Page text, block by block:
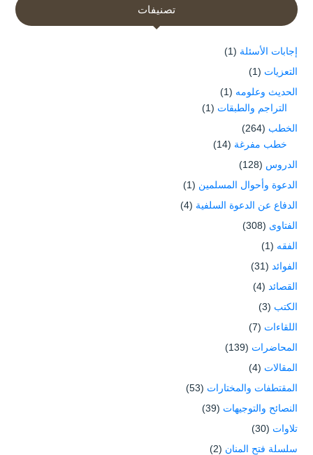
تصنيفات
إجابات الأسئلة (1)
التعزيات (1)
الحديث وعلومه (1)
التراجم والطبقات (1)
الخطب (264)
خطب مفرغة (14)
الدروس (128)
الدعوة وأحوال المسلمين (1)
الدفاع عن الدعوة السلفية (4)
الفتاوى (308)
الفقه (1)
الفوائد (31)
القصائد (4)
الكتب (3)
اللقاءات (7)
المحاضرات (139)
المقالات (4)
المقتطفات والمختارات (53)
النصائح والتوجيهات (39)
تلاوات (30)
سلسلة فتح المنان (2)